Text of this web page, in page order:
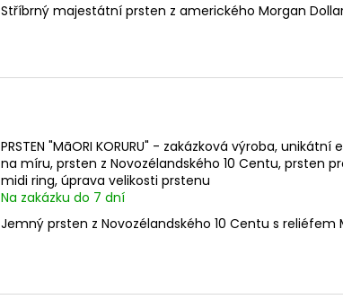
Stříbrný majestátní prsten z amerického Morgan
PRSTEN "MāORI KORURU" - zakázková výroba,
na míru, prsten z Novozélandského 10 Centu, prsten
midi ring, úprava velikosti prstenu
Na zakázku do 7 dní
Jemný prsten z Novozélandského 10 Centu s reliéfem